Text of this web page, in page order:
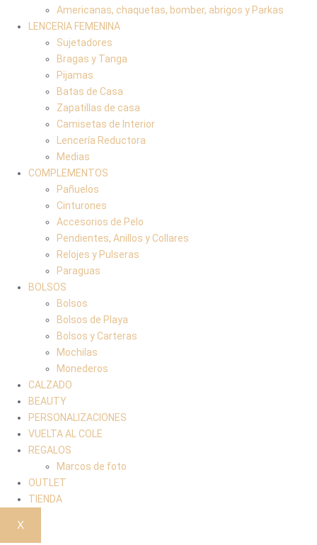
Americanas, chaquetas, bomber, abrigos y Parkas
LENCERIA FEMENINA
Sujetadores
Bragas y Tanga
Pijamas
Batas de Casa
Zapatillas de casa
Camisetas de Interior
Lencería Reductora
Medias
COMPLEMENTOS
Pañuelos
Cinturones
Accesorios de Pelo
Pendientes, Anillos y Collares
Relojes y Pulseras
Paraguas
BOLSOS
Bolsos
Bolsos de Playa
Bolsos y Carteras
Mochilas
Monederos
CALZADO
BEAUTY
PERSONALIZACIONES
VUELTA AL COLE
REGALOS
Marcos de foto
OUTLET
TIENDA
X